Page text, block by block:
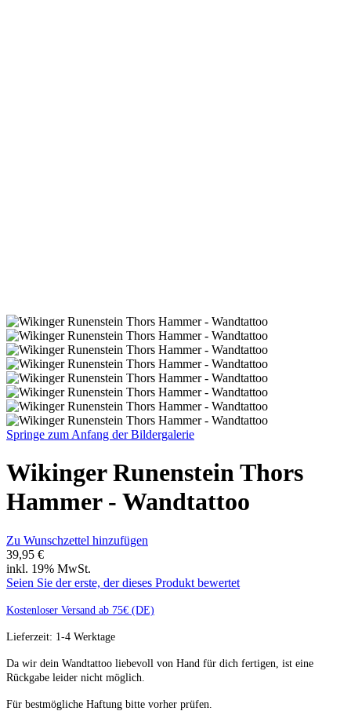
Springe zum Anfang der Bildergalerie
Wikinger Runenstein Thors
Hammer - Wandtattoo
Zu Wunschzettel hinzufügen
39,95 €
inkl. 19% MwSt.
Seien Sie der erste, der dieses Produkt bewertet
Kostenloser Versand ab 75€ (DE)
Lieferzeit: 1-4 Werktage
Da wir dein Wandtattoo liebevoll von Hand für dich fertigen, ist eine
Rückgabe leider nicht möglich.
Für bestmögliche Haftung bitte vorher prüfen.